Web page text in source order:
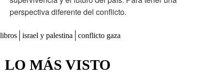
perspectiva diferente del conflicto.
libros israel y palestina conflicto gaza
LO MÁS VISTO